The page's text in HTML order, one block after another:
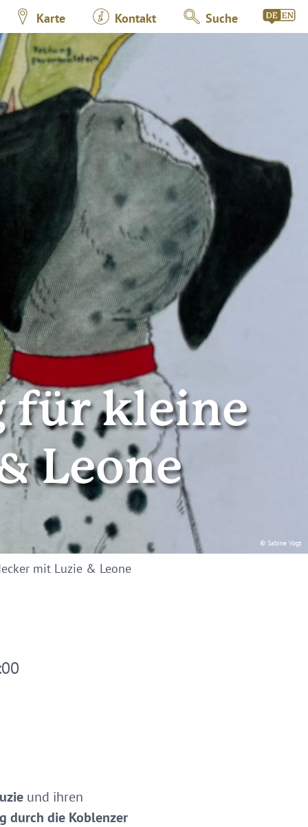
Karte Kontakt Suche
© Sabine Vogt
für kleine
Leone
mit Luzie & Leone
und ihren
durch die Koblenzer